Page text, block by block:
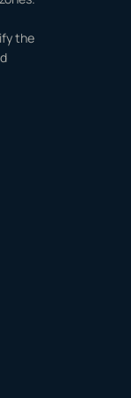
the